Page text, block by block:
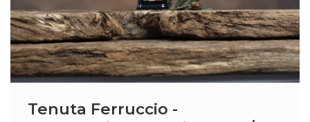
Tenuta Ferruccio -